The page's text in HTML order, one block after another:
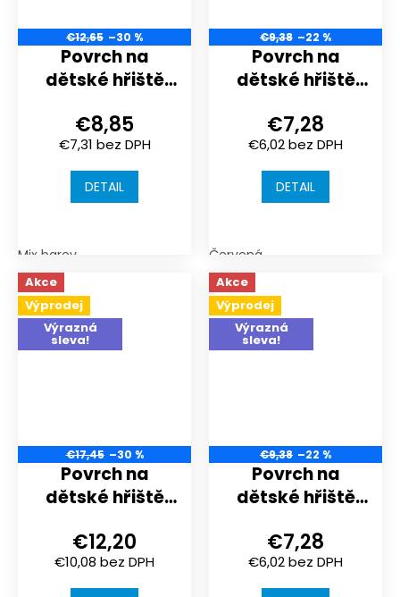
€12,65 –30 %
Povrch na
dětské hřiště
sportoviště |
306x306x30
mm | spojení
puzzle
€7,31 bez DPH
€8,85
DETAIL
Mix barev
€9,38 –22 %
Povrch na
dětské hřiště
sportoviště |
500x500x18 mm
| spojení puzzle
€6,02 bez DPH
€7,28
DETAIL
Červená
Akce
Výprodej
Výrazná
sleva!
€17,45 –30 %
Povrch na
dětské hřiště
sportoviště |
500x500x18 mm
| spojení puzzle
€10,08 bez DPH
€12,20
Akce
Výprodej
Výrazná
sleva!
€9,38 –22 %
Povrch na
dětské hřiště
sportoviště |
500x500x18 mm
| spojení puzzle
€6,02 bez DPH
€7,28